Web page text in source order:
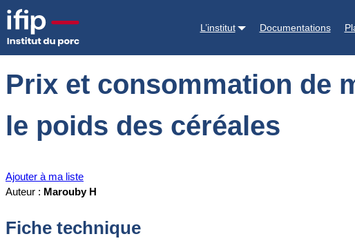
L’institut Documentations
Accueil Documentations
Prix et consommation de
le poids des céréales
Ajouter à ma liste
Auteur : Marouby H
Fiche technique